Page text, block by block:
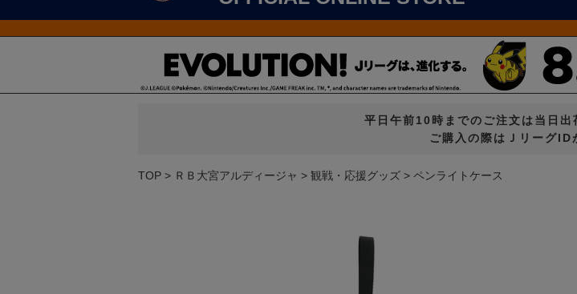
平日午前10時までのご注文は当日出
ご購入の際はＪリーグID
TOP ＲＢ大宮アルディージャ 観戦・応援グッズ ペンライトケース